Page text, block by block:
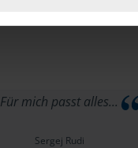
Für mich passt alles...
Sergej Rudi